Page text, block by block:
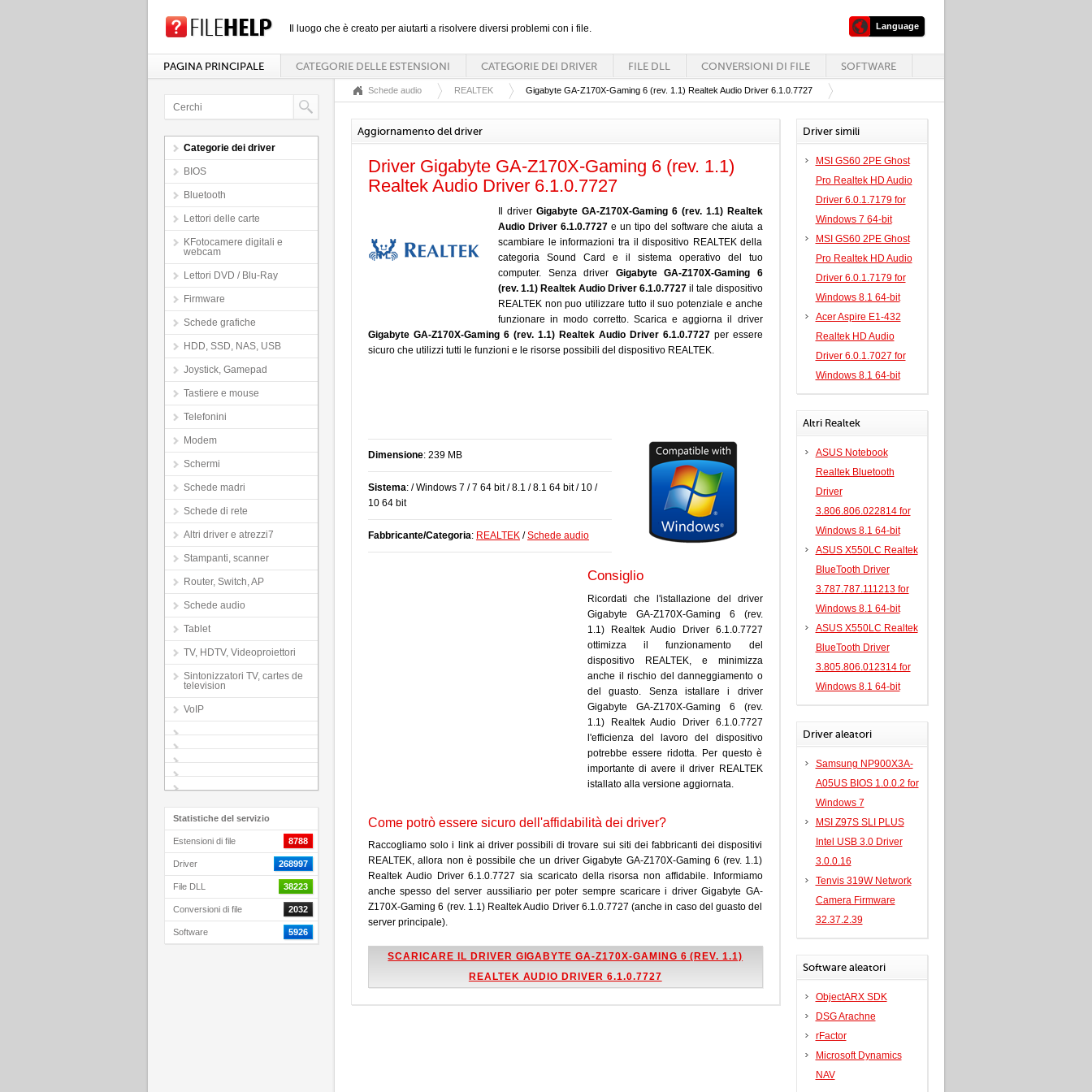
Il luogo che è creato per aiutarti a risolvere diversi problemi con i file. Language
PAGINA PRINCIPALE CATEGORIE DELLE ESTENSIONI CATEGORIE DEI DRIVER FILE DLL CONVERSIONI DI FILE SOFTWARE
Categorie dei driver
BIOS
Bluetooth
Lettori delle carte
KFotocamere digitali e
webcam
Lettori DVD / Blu-Ray
Firmware
Schede grafiche
HDD, SSD, NAS, USB
Joystick, Gamepad
Tastiere e mouse
Telefonini
Modem
Schermi
Schede madri
Schede di rete
Altri driver e atrezzi7
Stampanti, scanner
Router, Switch, AP
Schede audio
Tablet
TV, HDTV, Videoproiettori
Sintonizzatori TV, cartes de
television
VoIP
Statistiche del servizio
Estensioni di file 8788
Driver 268997
File DLL 38223
Conversioni di file 2032
Software 5926
Schede audio REALTEK Gigabyte GA-Z170X-Gaming 6 (rev. 1.1) Realtek Audio Driver 6.1.0.7727
Aggiornamento del driver
Driver Gigabyte GA-Z170X-Gaming 6 (rev. 1.1)
Realtek Audio Driver 6.1.0.7727
Il driver Gigabyte GA-Z170X-Gaming 6 (rev. 1.1) Realtek
Audio Driver 6.1.0.7727 e un tipo del software che aiuta a
scambiare le informazioni tra il dispositivo REALTEK della
categoria Sound Card e il sistema operativo del tuo
computer. Senza driver Gigabyte GA-Z170X-Gaming 6
(rev. 1.1) Realtek Audio Driver 6.1.0.7727 il tale dispositivo
REALTEK non puo utilizzare tutto il suo potenziale e anche
funzionare in modo corretto. Scarica e aggiorna il driver
Gigabyte GA-Z170X-Gaming 6 (rev. 1.1) Realtek Audio Driver 6.1.0.7727per essere
sicuro che utilizzi tutti le funzioni e le risorse possibili del dispositivo REALTEK.
Dimensione: 239 MB
Sistema: / Windows 7 / 7 64 bit / 8.1 / 8.1 64 bit / 10 /
10 64 bit
Fabbricante/Categoria: REALTEK /Schede audio
Consiglio
Ricordati che l'istallazione del driver
Gigabyte GA-Z170X-Gaming 6 (rev.
1.1) Realtek Audio Driver 6.1.0.7727
ottimizza il funzionamento del
dispositivo REALTEK, e minimizza
anche il rischio del danneggiamento o
del guasto. Senza istallare i driver
Gigabyte GA-Z170X-Gaming 6 (rev.
1.1) Realtek Audio Driver 6.1.0.7727
l'efficienza del lavoro del dispositivo
potrebbe essere ridotta. Per questo è
importante di avere il driver REALTEK
istallato alla versione aggiornata.
Come potrò essere sicuro dell'affidabilità dei driver?
Raccogliamo solo i link ai driver possibili di trovare sui siti dei fabbricanti dei dispositivi
REALTEK, allora non è possibile che un driver Gigabyte GA-Z170X-Gaming 6 (rev. 1.1)
Realtek Audio Driver 6.1.0.7727 sia scaricato della risorsa non affidabile. Informiamo
anche spesso del server aussiliario per poter sempre scaricare i driver Gigabyte GA-
Z170X-Gaming 6 (rev. 1.1) Realtek Audio Driver 6.1.0.7727 (anche in caso del guasto del
server principale).
SCARICARE IL DRIVER GIGABYTE GA-Z170X-GAMING 6 (REV. 1.1)
REALTEK AUDIO DRIVER 6.1.0.7727
Driver simili
MSI GS60 2PE Ghost
Pro Realtek HD Audio
Driver 6.0.1.7179 for
Windows 7 64-bit
MSI GS60 2PE Ghost
Pro Realtek HD Audio
Driver 6.0.1.7179 for
Windows 8.1 64-bit
Acer Aspire E1-432
Realtek HD Audio
Driver 6.0.1.7027 for
Windows 8.1 64-bit
Altri Realtek
ASUS Notebook
Realtek Bluetooth
Driver
3.806.806.022814 for
Windows 8.1 64-bit
ASUS X550LC Realtek
BlueTooth Driver
3.787.787.111213 for
Windows 8.1 64-bit
ASUS X550LC Realtek
BlueTooth Driver
3.805.806.012314 for
Windows 8.1 64-bit
Driver aleatori
Samsung NP900X3A-
A05US BIOS 1.0.0.2 for
Windows 7
MSI Z97S SLI PLUS
Intel USB 3.0 Driver
3.0.0.16
Tenvis 319W Network
Camera Firmware
32.37.2.39
Software aleatori
ObjectARX SDK
DSG Arachne
rFactor
Microsoft Dynamics
NAV